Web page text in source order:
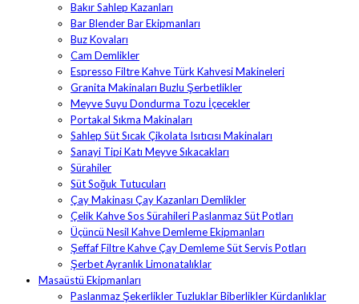
Bakır Sahlep Kazanları
Bar Blender Bar Ekipmanları
Buz Kovaları
Cam Demlikler
Espresso Filtre Kahve Türk Kahvesi Makineleri
Granita Makinaları Buzlu Şerbetlikler
Meyve Suyu Dondurma Tozu İçecekler
Portakal Sıkma Makinaları
Sahlep Süt Sıcak Çikolata Isıtıcısı Makinaları
Sanayi Tipi Katı Meyve Sıkacakları
Sürahiler
Süt Soğuk Tutucuları
Çay Makinası Çay Kazanları Demlikler
Çelik Kahve Sos Sürahileri Paslanmaz Süt Potları
Üçüncü Nesil Kahve Demleme Ekipmanları
Şeffaf Filtre Kahve Çay Demleme Süt Servis Potları
Şerbet Ayranlık Limonatalıklar
Masaüstü Ekipmanları
Paslanmaz Şekerlikler Tuzluklar Biberlikler Kürdanlıklar